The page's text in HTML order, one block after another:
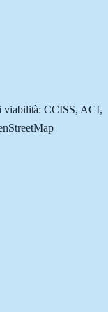
viabilità: CCISS, ACI,